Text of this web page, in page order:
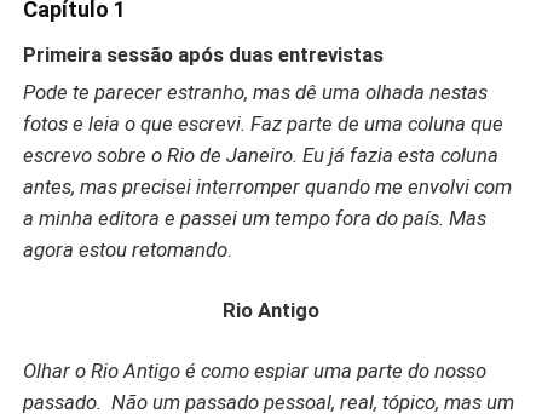
casos reais, os quais a fizeram se sentir dividida entre o
continuidade às aventuras, até então, jamais realizadas.
À medida que penetra no cerne de seus desejos
inconscientes e esclarece questões traumáticas de sua
vida, ela fica mais ousada, mais selvagem e mais
detalhista nos rituais do amor e do sexo. E é isso que ela
chama de “primeiros passos de um tango”, pois, como na
dança, os casais ficam em posições opostas, executam
passos assimétricos, mas, no fundo, dançam ao sabor de
fantasia feminina e do desprendimento sexual a partir da
comando na relação.
Capítulo 1
Primeira sessão após duas entrevistas
Pode te parecer estranho, mas dê uma olhada nestas
fotos e leia o que escrevi. Faz parte de uma coluna que
escrevo sobre o Rio de Janeiro. Eu já fazia esta coluna
antes, mas precisei interromper quando me envolvi com
a minha editora e passei um tempo fora do país. Mas
agora estou retomando.
Rio Antigo
Olhar o Rio Antigo é como espiar uma parte do nosso
passado. Não um passado pessoal, real, tópico, mas um